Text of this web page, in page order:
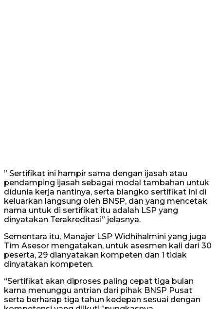
” Sertifikat ini hampir sama dengan ijasah atau
pendamping ijasah sebagai modal tambahan untuk
didunia kerja nantinya, serta blangko sertifikat ini di
keluarkan langsung oleh BNSP, dan yang mencetak
nama untuk di sertifikat itu adalah LSP yang
dinyatakan Terakreditasi” jelasnya.
Sementara itu, Manajer LSP Widhihalmini yang juga
Tim Asesor mengatakan, untuk asesmen kali dari 30
peserta, 29 dianyatakan kompeten dan 1 tidak
dinyatakan kompeten.
“Sertifikat akan diproses paling cepat tiga bulan
karna menunggu antrian dari pihak BNSP Pusat
serta berharap tiga tahun kedepan sesuai dengan